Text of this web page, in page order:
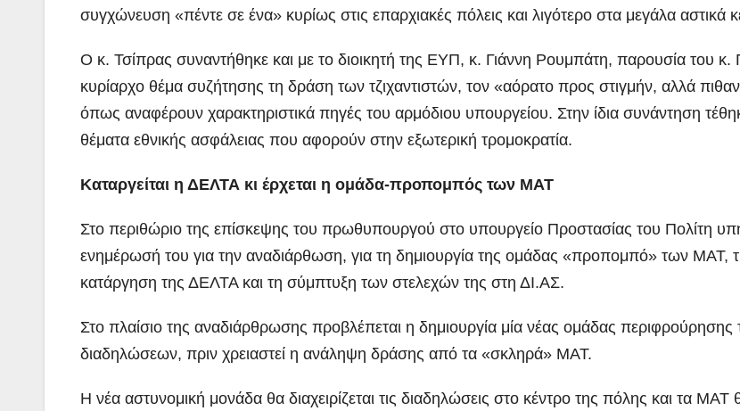
συγχώνευση «πέντε σε ένα» κυρίως στις επαρχιακές πόλεις και λιγότερο στα μεγάλα αστικά
Ο κ. Τσίπρας συναντήθηκε και με το διοικητή της ΕΥΠ, κ. Γιάννη Ρουμπάτη, παρουσία του
κυρίαρχο θέμα συζήτησης τη δράση των τζιχαντιστών, τον «αόρατο προς στιγμήν, αλλά
όπως αναφέρουν χαρακτηριστικά πηγές του αρμόδιου υπουργείου. Στην ίδια συνάντηση
θέματα εθνικής ασφάλειας που αφορούν στην εξωτερική τρομοκρατία.
Καταργείται η ΔΕΛΤΑ κι έρχεται η ομάδα-προπομπός των ΜΑΤ
Στο περιθώριο της επίσκεψης του πρωθυπουργού στο υπουργείο Προστασίας του Πολίτη
ενημέρωσή του για την αναδιάρθωση, για τη δημιουργία της ομάδας «προπομπό» των ΜΑΤ,
κατάργηση της ΔΕΛΤΑ και τη σύμπτυξη των στελεχών της στη ΔΙ.ΑΣ.
Στο πλαίσιο της αναδιάρθρωσης προβλέπεται η δημιουργία μία νέας ομάδας περιφρούρησης
διαδηλώσεων, πριν χρειαστεί η ανάληψη δράσης από τα «σκληρά» ΜΑΤ.
Η νέα αστυνομική μονάδα θα διαχειρίζεται τις διαδηλώσεις στο κέντρο της πόλης και τα ΜΑΤ